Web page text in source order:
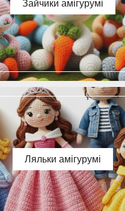
Зайчики амігурумі
Ляльки амігурумі